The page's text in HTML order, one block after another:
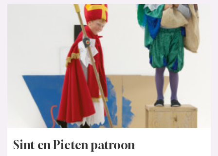
Sint en Pieten patroon